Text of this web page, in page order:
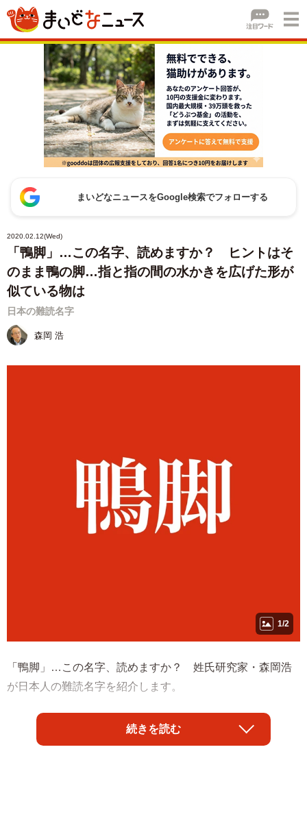
まいどなニュースをGoogle検索でフォローする
2020.02.12(Wed)
「鴨脚」…この名字、読めますか？ ヒントはそ
のまま鴨の脚…指と指の間の水かきを広げた形が
似ている物は
日本の難読名字
森岡 浩
1/2
「鴨脚」…この名字、読めますか？ 姓氏研究家・森岡浩
が日本人の難読名字を紹介します。
◇ ◇
続きを読む